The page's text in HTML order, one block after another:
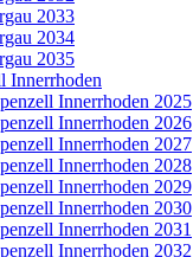
2033
2034
2035
Innerrhoden
Innerrhoden 2025
Innerrhoden 2026
Innerrhoden 2027
Innerrhoden 2028
Innerrhoden 2029
Innerrhoden 2030
Innerrhoden 2031
Innerrhoden 2032